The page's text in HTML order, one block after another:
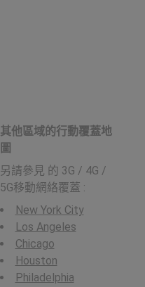
其他區域的行動覆蓋地
圖
另請參見 的 3G / 4G /
5G移動網絡覆蓋 :
New York City
Los Angeles
Chicago
Houston
Philadelphia